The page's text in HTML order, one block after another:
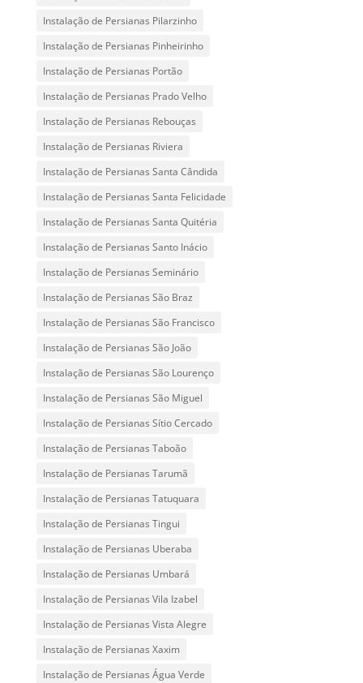
Instalação de Persianas Pilarzinho
Instalação de Persianas Pinheirinho
Instalação de Persianas Portão
Instalação de Persianas Prado Velho
Instalação de Persianas Rebouças
Instalação de Persianas Riviera
Instalação de Persianas Santa Cândida
Instalação de Persianas Santa Felicidade
Instalação de Persianas Santa Quitéria
Instalação de Persianas Santo Inácio
Instalação de Persianas Seminário
Instalação de Persianas São Braz
Instalação de Persianas São Francisco
Instalação de Persianas São João
Instalação de Persianas São Lourenço
Instalação de Persianas São Miguel
Instalação de Persianas Sítio Cercado
Instalação de Persianas Taboão
Instalação de Persianas Tarumã
Instalação de Persianas Tatuquara
Instalação de Persianas Tingui
Instalação de Persianas Uberaba
Instalação de Persianas Umbará
Instalação de Persianas Vila Izabel
Instalação de Persianas Vista Alegre
Instalação de Persianas Xaxim
Instalação de Persianas Água Verde